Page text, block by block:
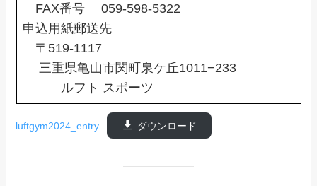
FAX番号 059-598-5322
申込用紙郵送先
〒519-1117
三重県亀山市関町泉ケ丘1011−233
ルフト スポーツ
luftgym2024_entry ダウンロード